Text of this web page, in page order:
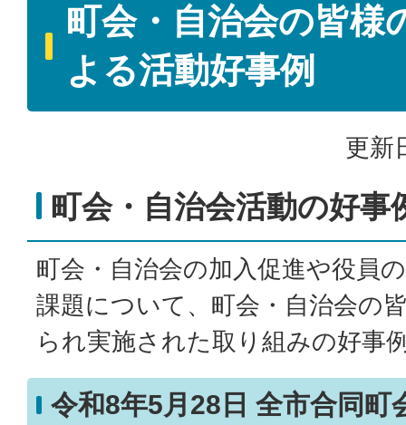
町会・自治会の皆様
よる活動好事例
更新
町会・自治会活動の好事
町会・自治会の加入促進や役員
課題について、町会・自治会の
られ実施された取り組みの好事
令和8年5月28日 全市合同町